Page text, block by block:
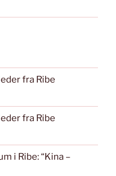
fra Ribe
fra Ribe
i Ribe: “Kina –